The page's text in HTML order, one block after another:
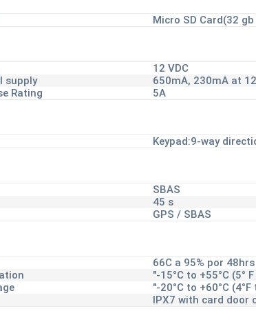
Micro SD Card(32
12 VDC
supply
650mA, 230mA at
Rating
5A
Keypad:9-way
SBAS
45 s
GPS / SBAS
66C a 95% por 48hrs
"-15°C to +55°C (5°
"-20°C to +60°C (4°F
IPX7 with card door